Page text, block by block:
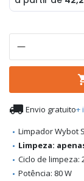
 Envio gratuito+
Limpador Wybot
Limpeza:
Ciclo de limpeza:
Potência: 80 W